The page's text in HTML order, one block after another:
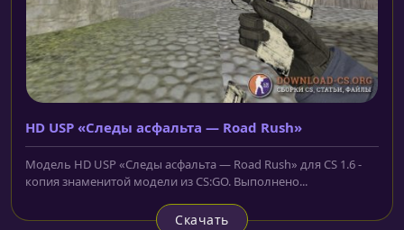
HD USP «Следы асфальта — Road Rush»
Модель HD USP «Следы асфальта — Road Rush» для CS 1.6 -
копия знаменитой модели из CS:GO. Выполнено...
Скачать